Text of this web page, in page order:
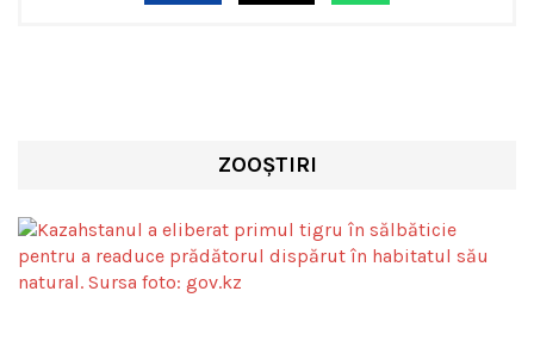
ZOOȘTIRI